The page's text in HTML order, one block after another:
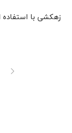
زهکشی با